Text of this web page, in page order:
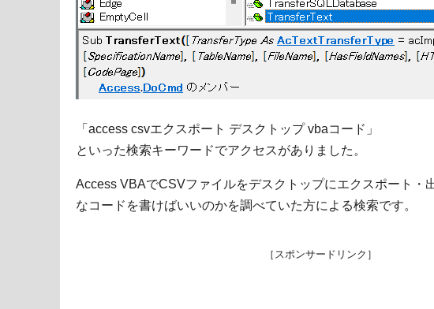
「access csvエクスポート デスクトップ vbaコード」
といった検索キーワードでアクセスがありました。
Access VBAでCSVファイルをデスクトップにエクスポート・
なコードを書けばいいのかを調べていた方による検索です。
［スポンサードリンク］